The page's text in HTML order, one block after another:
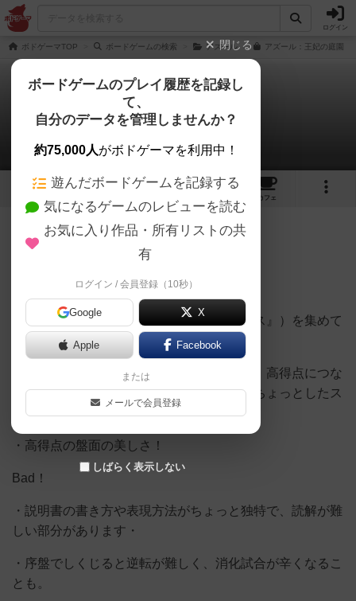
ログイン
ボドゲーマTOP ボードゲームの検索 アズール アズール：王妃の庭園
アズール：王妃の庭園
四十万五十六さんのレビュー
9 6
カフェ
464名 3名 0 4年以上前
・シリーズ共通の、タイル（今回は『ヘクス』）を集めて
設置するタイプで、取り合いが熱い！
・増設庭園（設置場所を広げるボード）も、高得点につな
がるだけでなく邪魔になる可能性もある、ちょっとしたス
リル！
・高得点の盤面の美しさ！
Bad！
・説明書の書き方や表現方法がちょっと独特で、読解が難
しい部分があります・
・序盤でしくじると逆転が難しく、消化試合が辛くなるこ
とも。
閉じる
ボードゲームのプレイ履歴を記録し
て、
自分のデータを管理しませんか？
約75,000人がボドゲーマを利用中！
遊んだボードゲームを記録する
気になるゲームのレビューを読む
お気に入り作品・所有リストの共
有
ログイン / 会員登録（10秒）
Google X
Apple Facebook
または
メールで会員登録
しばらく表示しない